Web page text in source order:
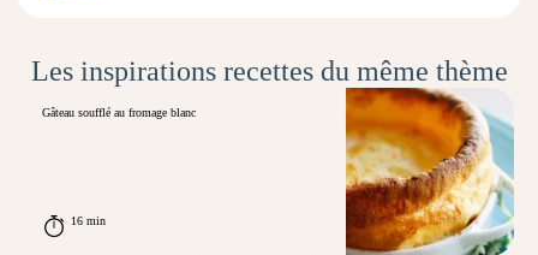
Les inspirations recettes du même thème
Gâteau soufflé au fromage blanc
16 min